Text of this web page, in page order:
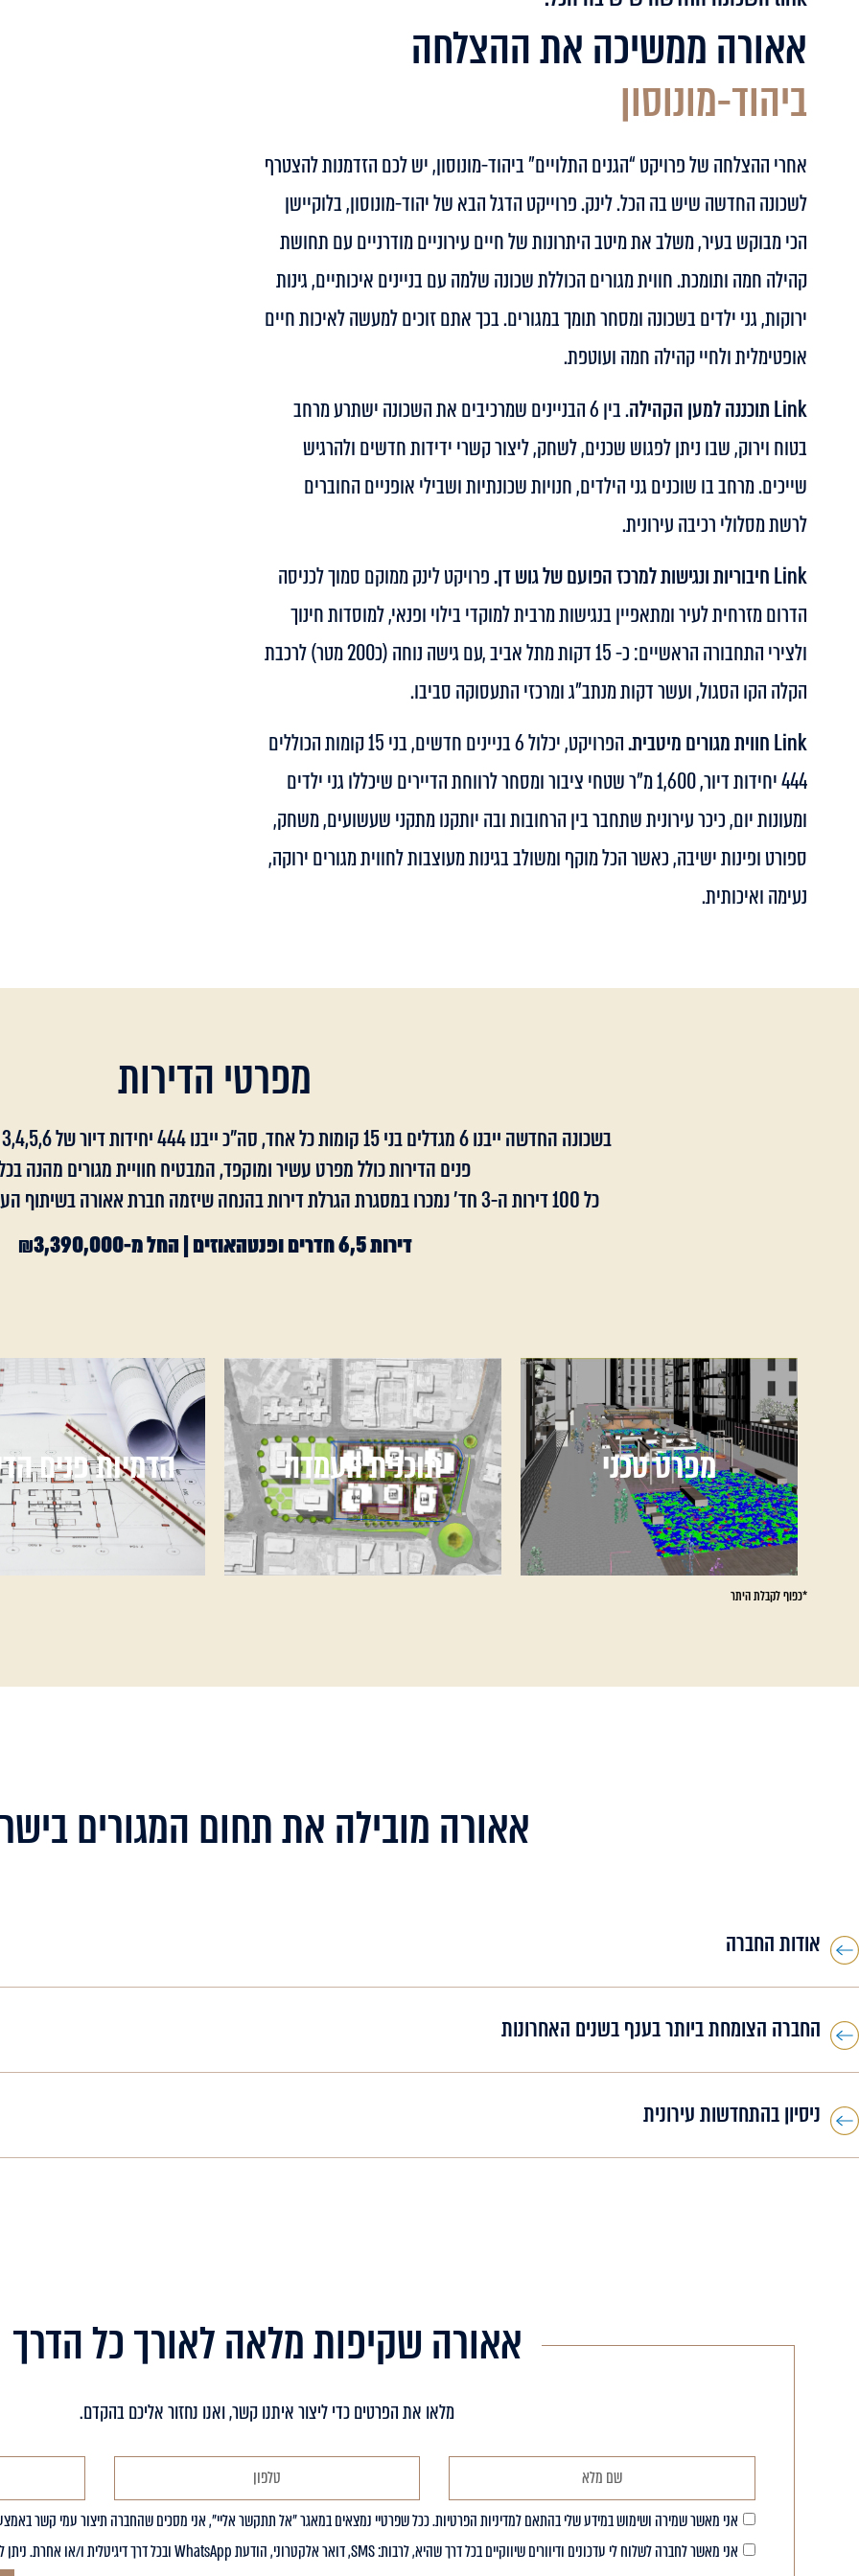
אאורה ממשיכה את ההצלחה
ביהוד-מונוסון
אחרי ההצלחה של פרויקט “הגנים התלויים” ביהוד-מונוסון, יש לכם הזדמנות להצטרף
לשכונה החדשה שיש בה הכל. לינק. פרוייקט הדגל הבא של יהוד-מונוסון, בלוקיישן
הכי מבוקש בעיר, משלב את מיטב היתרונות של חיים עירוניים מודרניים עם תחושת
קהילה חמה ותומכת. חווית מגורים הכוללת שכונה שלמה עם בניינים איכותיים, גינות
ירוקות, גני ילדים בשכונה ומסחר תומך במגורים. בכך אתם זוכים למעשה לאיכות חיים
אופטימלית ולחיי קהילה חמה ועוטפת.
Link תוכננה למען הקהילה
. בין 6 הבניינים שמרכיבים את השכונה ישתרע מרחב
בטוח וירוק, שבו ניתן לפגוש שכנים, לשחק, ליצור קשרי ידידות חדשים ולהרגיש
שייכים. מרחב בו שוכנים גני הילדים, חנויות שכונתיות ושבילי אופניים החוברים
לרשת מסלולי רכיבה עירונית.
Link חיבוריות ונגישות למרכז הפועם של גוש דן.
פרויקט לינק ממוקם סמוך לכניסה
הדרום מזרחית לעיר ומתאפיין בנגישות מרבית למוקדי בילוי ופנאי, למוסדות חינוך
ולצירי התחבורה הראשיים: כ- 15 דקות מתל אביב ,עם גישה נוחה (כ200 מטר) לרכבת
הקלה הקו הסגול, ועשר דקות מנתב"ג ומרכזי התעסוקה סביבו.
Link חווית מגורים מיטבית.
הפרויקט, יכלול 6 בניינים חדשים, בני 15 קומות הכוללים
444 יחידות דיור, 1,600 מ”ר שטחי ציבור ומסחר לרווחת הדיירים שיכללו גני ילדים
ומעונות יום, כיכר עירונית שתחבר בין הרחובות ובה יותקנו מתקני שעשועים, משחק,
ספורט ופינות ישיבה, כאשר הכל מוקף ומשולב בגינות מעוצבות לחווית מגורים ירוקה,
נעימה ואיכותית.
מפרטי הדירות
בשכונה החדשה ייבנו 6 מגדלים בני 15 קומות כל אחד, סה"כ ייבנו 444 יחידות דיור של 3,4,5,6 חדרים ופנטהוזים מפוארים.
פנים הדירות כולל מפרט עשיר ומוקפד, המבטיח חוויית מגורים מהנה
כל 100 דירות ה-3 חד׳ נמכרו במסגרת הגרלת דירות בהנחה שיזמה חברת אאורה בשיתוף העיירה לתושבי יהוד-מונוסון.
דירות 6,5 חדרים ופנטהאוזים | החל מ-₪3,390,000
מפרט טכני תוכנית העמדה הדמיות פנים
*כפוף לקבלת היתר
אאורה מובילה את תחום המגורים
אודות החברה
החברה הצומחת ביותר בענף בשנים האחרונות
ניסיון בהתחדשות עירונית
אאורה שקיפות מלאה לאורך כל הדרך
מלאו את הפרטים כדי ליצור איתנו קשר, ואנו נחזור אליכם בהקדם.
אני מאשר שמירה ושימוש במידע שלי בהתאם למדיניות הפרטיות. ככל שפרטיי נמצאים במאגר "אל תתקשר אליי", אני מסכים שהחברה תיצור עמי קשר
אני מאשר לחברה לשלוח לי עדכונים ודיוורים שיווקיים בכל דרך שהיא, לרבות: SMS, דואר אלקטרוני, הודעת WhatsApp ובכל דרך דיגיטלית ו/או אחרת. ניתן להסרה